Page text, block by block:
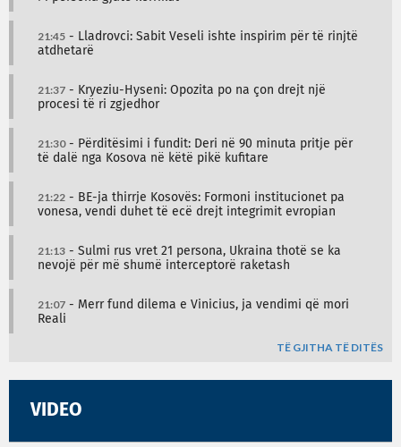
21:45 - Lladrovci: Sabit Veseli ishte inspirim për të rinjtë
atdhetarë
21:37 - Kryeziu-Hyseni: Opozita po na çon drejt një
procesi të ri zgjedhor
21:30- Përditësimi i fundit: Deri në 90 minuta pritje për
të dalë nga Kosova në këtë pikë kufitare
21:22 - BE-ja thirrje Kosovës: Formoni institucionet pa
vonesa, vendi duhet të ecë drejt integrimit evropian
21:13 - Sulmi rus vret 21 persona, Ukraina thotë se ka
nevojë për më shumë interceptorë raketash
21:07 - Merr fund dilema e Vinicius, ja vendimi që mori
Reali
TË GJITHA TË DITËS
VIDEO